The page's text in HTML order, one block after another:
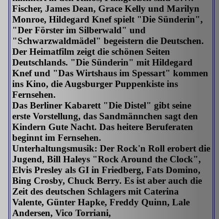
Fischer, James Dean, Grace Kelly und Marilyn
Monroe, Hildegard Knef spielt "Die Sünderin",
"Der Förster im Silberwald" und
"Schwarzwaldmädel" begeistern die Deutschen.
Der Heimatfilm zeigt die schönen Seiten
Deutschlands. "Die Sünderin" mit Hildegard
Knef und "Das Wirtshaus im Spessart" kommen
ins Kino, die Augsburger Puppenkiste ins
Fernsehen.
Das Berliner Kabarett "Die Distel" gibt seine
erste Vorstellung, das Sandmännchen sagt den
Kindern Gute Nacht. Das heitere Beruferaten
beginnt im Fernsehen.
Unterhaltungsmusik: Der Rock'n Roll erobert die
Jugend, Bill Haleys "Rock Around the Clock",
Elvis Presley als GI in Friedberg, Fats Domino,
Bing Crosby, Chuck Berry. Es ist aber auch die
Zeit des deutschen Schlagers mit Caterina
Valente, Günter Hapke, Freddy Quinn, Lale
Andersen, Vico Torriani,